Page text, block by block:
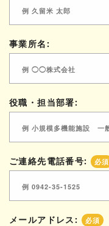
事業所名:
役職・担当部署:
ご連絡先電話番号: 必須
メールアドレス: 必須